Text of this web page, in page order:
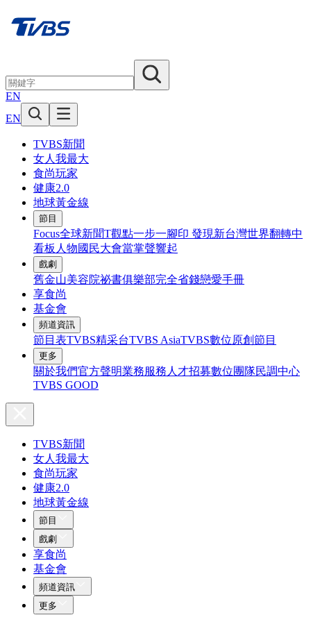
EN
EN
TVBS新聞
女人我最大
食尚玩家
健康2.0
地球黃金線
節目
Focus全球新聞T觀點一步一腳印 發現新台灣世界翻轉中
看板人物國民大會當掌聲響起
戲劇
舊金山美容院祕書俱樂部完全省錢戀愛手冊
享食尚
基金會
頻道資訊
節目表TVBS精采台TVBS AsiaTVBS數位原創節目
更多
關於我們官方聲明業務服務 人才招募數位團隊民調中心
TVBS GOOD
TVBS新聞
女人我最大
食尚玩家
健康2.0
地球黃金線
節目
戲劇
享食尚
基金會
頻道資訊
更多